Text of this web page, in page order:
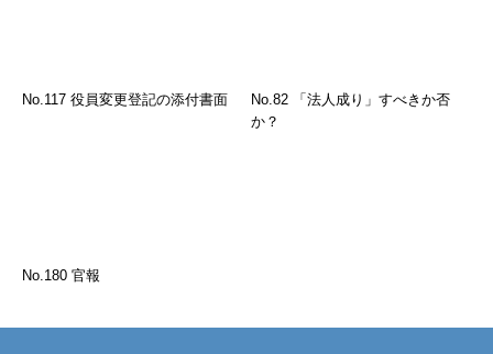
No.117 役員変更登記の添付書面
No.82 「法人成り」すべきか否
か？
No.180 官報